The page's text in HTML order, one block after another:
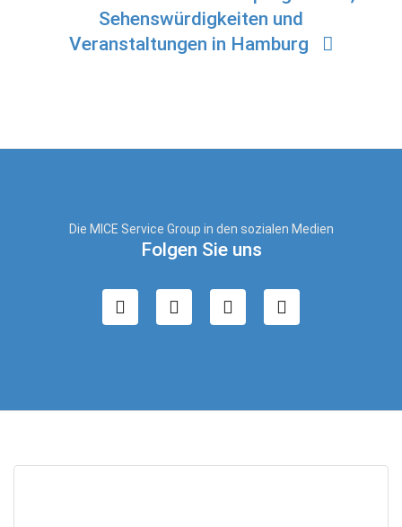
Sehenswürdigkeiten und
Veranstaltungen in Hamburg
Die MICE Service Group in den sozialen Medien
Folgen Sie uns